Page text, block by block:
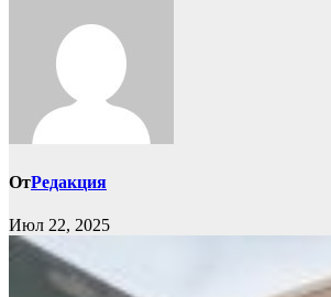
ОтРедакция
Июл 22, 2025